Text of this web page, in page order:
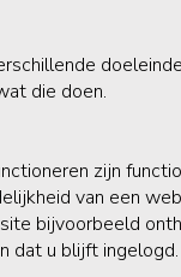
die doen.
zijn
van een
bijvoorbeeld
dat u blijft ingelogd.